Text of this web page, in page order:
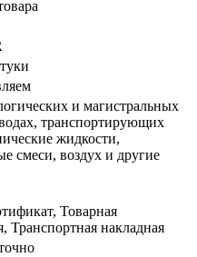
и магистральных
транспортирующих
жидкости,
смеси, воздух и другие
Товарная
Транспортная накладная